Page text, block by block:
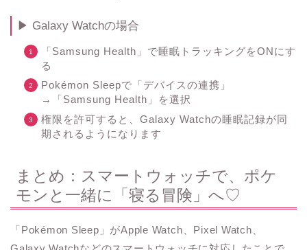
▶ Galaxy Watchの場合
「Samsung Health」で睡眠トラッキングをONにす
る
Pokémon Sleepで「デバイスの連携」
→「Samsung Health」を選択
権限を許可すると、Galaxy Watchの睡眠記録が同
期されるようになります
まとめ：スマートウォッチで、ポケ
モンと一緒に「寝る冒険」へ♡
「Pokémon Sleep」がApple Watch、Pixel Watch、